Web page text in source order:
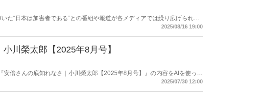
た“日本は加害者である”との番組や報道が各メディアでは繰り広げられて
は、おびただしい数の南京市民が日本軍に虐殺されたと言う。しかし、南
2025/08/16 19:00
川榮太郎【2025年8月号】
倍さんの底知れなさ｜小川榮太郎【2025年8月号】』の内容をAIを使って
2025/07/30 12:00